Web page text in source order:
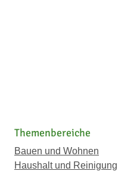
Themenbereiche
Bauen und Wohnen
Haushalt und Reinigung